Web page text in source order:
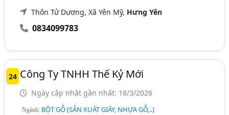
Thôn Tử Dương, Xã Yên Mỹ, Hưng Yên
0834099783
24 Công Ty TNHH Thế Kỷ Mới
Ngày cập nhật gần nhất: 18/3/2026
Ngành: BỘT GỖ (SẢN XUẤT GIẤY, NHỰA GỖ,..)